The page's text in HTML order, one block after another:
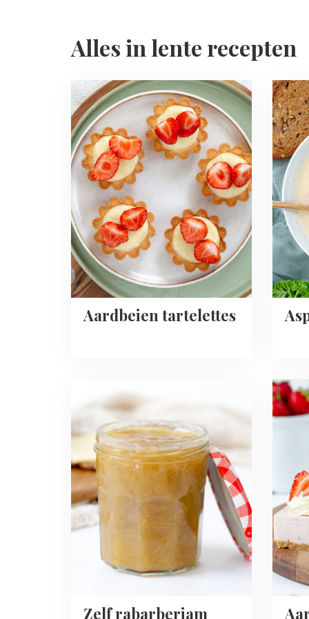
Alles in lente recepten
Aardbeien tartelettes
Read
more
about
Aardbeien
tartelettes
Read
more
about
Zelf rabarberjam
more
about
Zelf
rabarberjam
maken
Read
more
about